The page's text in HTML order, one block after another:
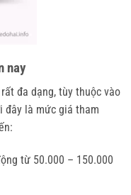
nay
đa dạng, tùy thuộc vào
đây là mức giá tham
từ 50.000 – 150.000